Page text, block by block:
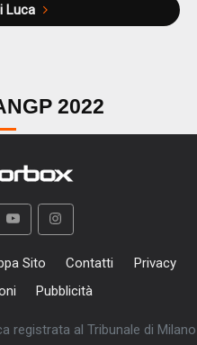
Luca
2022
Sito Contatti
Privacy
Pubblicità
registrata al Tribunale di Milano